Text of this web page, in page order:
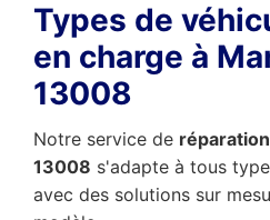
Types de
en charge à
13008
Notre service de
13008 s'adapte à tous
avec des solutions sur